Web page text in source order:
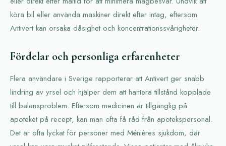
köra bil eller använda maskiner direkt efter intag, eftersom
Antivert kan orsaka dåsighet och koncentrationssvårigheter.
Fördelar och personliga erfarenheter
Flera användare i Sverige rapporterar att Antivert ger snabb
lindring av yrsel och hjälper dem att hantera tillstånd kopplade
till balansproblem. Eftersom medicinen är tillgänglig på
apoteket på recept, kan man ofta få råd från apotekspersonal.
Det är ofta lyckat för personer med Ménières sjukdom, där